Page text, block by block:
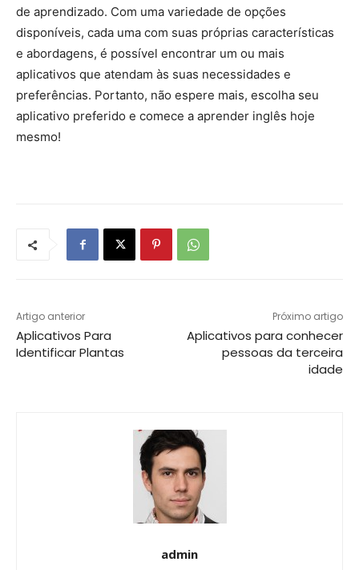
de aprendizado. Com uma variedade de opções
disponíveis, cada uma com suas próprias características
e abordagens, é possível encontrar um ou mais
aplicativos que atendam às suas necessidades e
preferências. Portanto, não espere mais, escolha seu
aplicativo preferido e comece a aprender inglês hoje
mesmo!
Artigo anterior
Aplicativos Para
Identificar Plantas
Próximo artigo
Aplicativos para conhecer
pessoas da terceira
idade
admin